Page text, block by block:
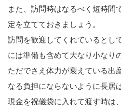
また、訪問時はなるべく短時間
定を立てておきましょう。
訪問を歓迎してくれているとし
には準備も含めて大なり小なり
ただでさえ体力が衰えている出
なる負担にならないように長居
現金を祝儀袋に入れて渡す時は